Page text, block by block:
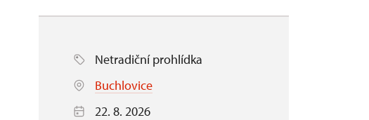
Netradiční prohlídka
Buchlovice
22. 8. 2026